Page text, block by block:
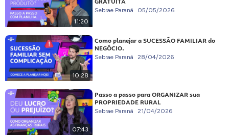
11:20
GRATUITA
Sebrae Paraná 05/05/2026
10:28
Como planejar a SUCESSÃO FAMILIAR do
NEGÓCIO.
Sebrae Paraná 28/04/2026
07:43
Passo a passo para ORGANIZAR sua
PROPRIEDADE RURAL
Sebrae Paraná 21/04/2026